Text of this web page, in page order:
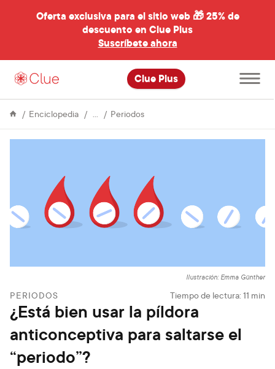
Oferta exclusiva para el sitio web 🎁25% de
descuento en Clue Plus
Suscríbete ahora
Clue Plus
Abre
el
menú
Enciclopedia
Ciclo Periodos¿Está
para
saltarse
el
“periodo”?
Ilustración: Emma Günther
PERIODOS Tiempo de lectura: 11 min
¿Está bien usar la píldora
anticonceptiva para saltarse el
“periodo”?